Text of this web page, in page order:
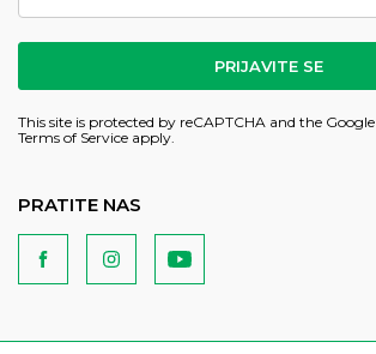
PRIJAVITE SE
This site is protected by reCAPTCHA and the Google
Terms of Service apply.
PRATITE NAS